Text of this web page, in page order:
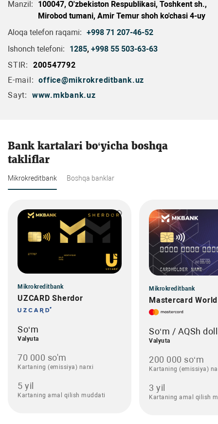
Manzil:
100047, O'zbekiston Respublikasi, Toshkent sh.,
Mirobod tumani, Amir Temur shoh ko'chasi 4-uy
Aloqa telefon raqami: +998 71 207-46-52
Ishonch telefoni:
1285, +998 55 503-63-63
STIR:
200547792
E-mail: office@mikrokreditbank.uz
Sayt:
www.mkbank.uz
Bank kartalari bo‘yicha boshqa
takliflar
Mikrokreditbank Boshqa banklar
Mikrokreditbank
UZCARD Sherdor
So‘m
Valyuta
70 000 so'm
Kartaning (emissiya) narxi
5 yil
Kartaning amal qilish muddati
Mikrokreditbank
Mastercard
So‘m / AQSh
Valyuta
200 000 so‘m
Kartaning (emissiya)
3 yil
Kartaning amal qilish